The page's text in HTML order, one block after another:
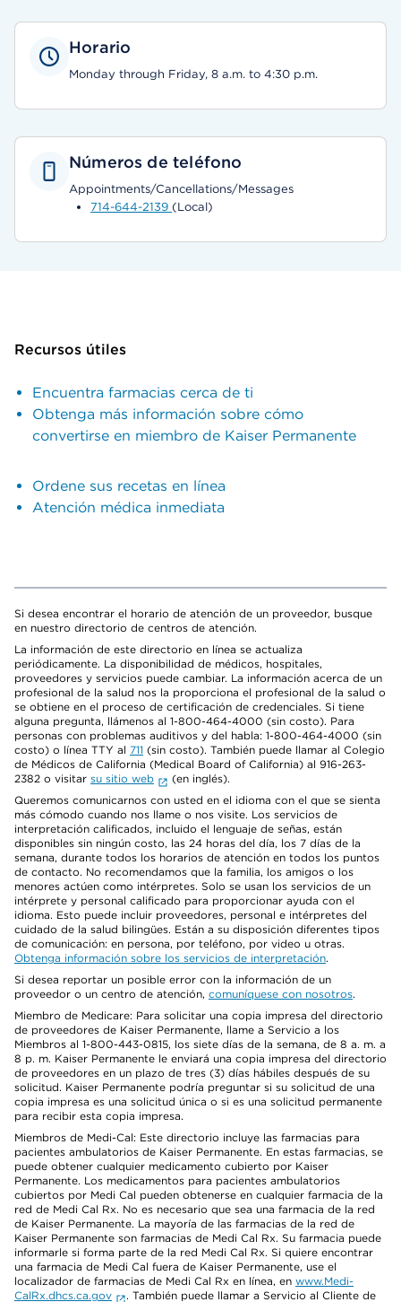
Horario
Monday through Friday, 8 a.m. to 4:30 p.m.
Números de teléfono
Appointments/Cancellations/Messages
714-644-2139 (Local)
Recursos útiles
Encuentra farmacias cerca de ti
Obtenga más información sobre cómo
convertirse en miembro de Kaiser Permanente
Ordene sus recetas en línea
Atención médica inmediata
Si desea encontrar el horario de atención de un proveedor, busque
en nuestro directorio de centros de atención.
La información de este directorio en línea se actualiza
periódicamente. La disponibilidad de médicos, hospitales,
proveedores y servicios puede cambiar. La información acerca de un
profesional de la salud nos la proporciona el profesional de la salud o
se obtiene en el proceso de certificación de credenciales. Si tiene
alguna pregunta, llámenos al 1-800-464-4000 (sin costo). Para
personas con problemas auditivos y del habla: 1-800-464-4000 (sin
costo) o línea TTY al 711 (sin costo). También puede llamar al Colegio
de Médicos de California (Medical Board of California) al 916-263-
2382 o visitar su sitio web
(en inglés).
Queremos comunicarnos con usted en el idioma con el que se sienta
más cómodo cuando nos llame o nos visite. Los servicios de
interpretación calificados, incluido el lenguaje de señas, están
disponibles sin ningún costo, las 24 horas del día, los 7 días de la
semana, durante todos los horarios de atención en todos los puntos
de contacto. No recomendamos que la familia, los amigos o los
menores actúen como intérpretes. Solo se usan los servicios de un
intérprete y personal calificado para proporcionar ayuda con el
idioma. Esto puede incluir proveedores, personal e intérpretes del
cuidado de la salud bilingües. Están a su disposición diferentes tipos
de comunicación: en persona, por teléfono, por video u otras.
Obtenga información sobre los servicios de interpretación.
Si desea reportar un posible error con la información de un
proveedor o un centro de atención, comuníquese con nosotros.
Miembro de Medicare: Para solicitar una copia impresa del directorio
de proveedores de Kaiser Permanente, llame a Servicio a los
Miembros al 1-800-443-0815, los siete días de la semana, de 8 a. m. a
8 p. m. Kaiser Permanente le enviará una copia impresa del directorio
de proveedores en un plazo de tres (3) días hábiles después de su
solicitud. Kaiser Permanente podría preguntar si su solicitud de una
copia impresa es una solicitud única o si es una solicitud permanente
para recibir esta copia impresa.
Miembros de Medi-Cal: Este directorio incluye las farmacias para
pacientes ambulatorios de Kaiser Permanente. En estas farmacias, se
puede obtener cualquier medicamento cubierto por Kaiser
Permanente. Los medicamentos para pacientes ambulatorios
cubiertos por Medi Cal pueden obtenerse en cualquier farmacia de la
red de Medi Cal Rx. No es necesario que sea una farmacia de la red
de Kaiser Permanente. La mayoría de las farmacias de la red de
Kaiser Permanente son farmacias de Medi Cal Rx. Su farmacia puede
informarle si forma parte de la red Medi Cal Rx. Si quiere encontrar
una farmacia de Medi Cal fuera de Kaiser Permanente, use el
localizador de farmacias de Medi Cal Rx en línea, en www.Medi-
CalRx.dhcs.ca.gov
. También puede llamar a Servicio al Cliente de